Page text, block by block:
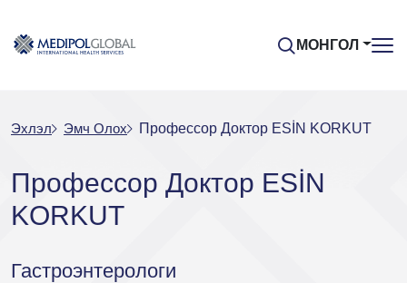
МОНГОЛ
Эхлэл Эмч Oлох Профессор Доктор ESİN KORKUT
Профессор Доктор ESİN
KORKUT
Гастроэнтерологи